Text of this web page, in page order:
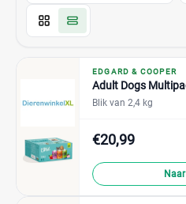
EDGARD & COOPER
Adult Dogs
Blik van 2,4 kg
€20,99